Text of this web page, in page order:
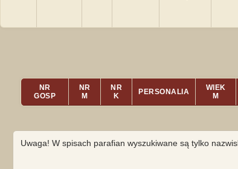
NR
GOSP
NR
M
NR
K
PERSONALIA
WIEK
M
Uwaga! W spisach parafian wyszukiwane są tylko